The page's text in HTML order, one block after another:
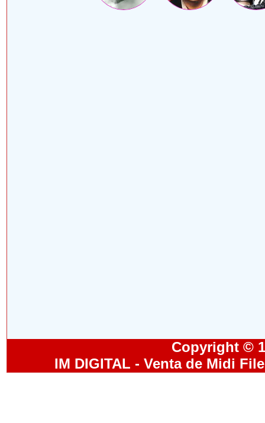
Copyright ©
IM DIGITAL - Venta de Midi